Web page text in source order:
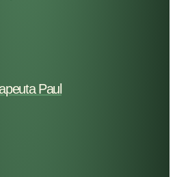
Paul